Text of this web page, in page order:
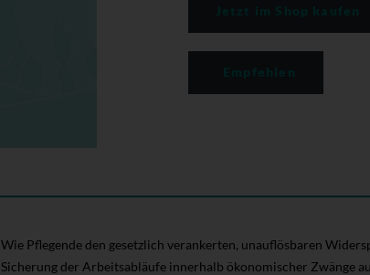
Wie Pflegende den gesetzlich verankerten, unauflösbaren
Sicherung der Arbeitsabläufe innerhalb ökonomischer Zwänge